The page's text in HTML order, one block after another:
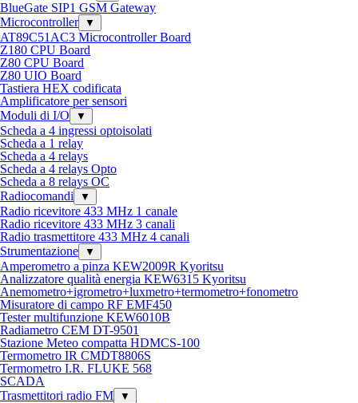
BlueGate SIP1 GSM Gateway
Microcontroller
▼
AT89C51AC3 Microcontroller Board
Z180 CPU Board
Z80 CPU Board
Z80 UIO Board
Tastiera HEX codificata
Amplificatore per sensori
Moduli di I/O
▼
Scheda a 4 ingressi optoisolati
Scheda a 1 relay
Scheda a 4 relays
Scheda a 4 relays Opto
Scheda a 8 relays OC
Radiocomandi
▼
Radio ricevitore 433 MHz 1 canale
Radio ricevitore 433 MHz 3 canali
Radio trasmettitore 433 MHz 4 canali
Strumentazione
▼
Amperometro a pinza KEW2009R Kyoritsu
Analizzatore qualità energia KEW6315 Kyoritsu
Anemometro+igrometro+luxmetro+termometro+fonometro
Misuratore di campo RF EMF450
Tester multifunzione KEW6010B
Radiametro CEM DT-9501
Stazione Meteo compatta HDMCS-100
Termometro IR CMDT8806S
Termometro I.R. FLUKE 568
SCADA
Trasmettitori radio FM
▼